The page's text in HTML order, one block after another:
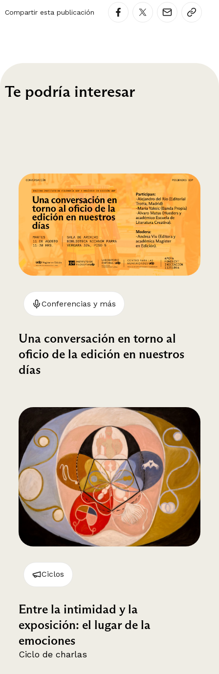
Compartir esta publicación
Te podría interesar
Conferencias y más
Una conversación en torno al
oficio de la edición en nuestros
días
Ciclos
Entre la intimidad y la
exposición: el lugar de la
emociones
Ciclo de charlas